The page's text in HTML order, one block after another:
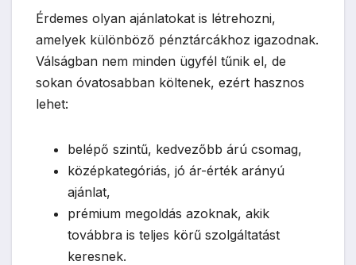
Érdemes olyan ajánlatokat is létrehozni,
amelyek különböző pénztárcákhoz igazodnak.
Válságban nem minden ügyfél tűnik el, de
sokan óvatosabban költenek, ezért hasznos
lehet:
belépő szintű, kedvezőbb árú csomag,
középkategóriás, jó ár-érték arányú
ajánlat,
prémium megoldás azoknak, akik
továbbra is teljes körű szolgáltatást
keresnek.